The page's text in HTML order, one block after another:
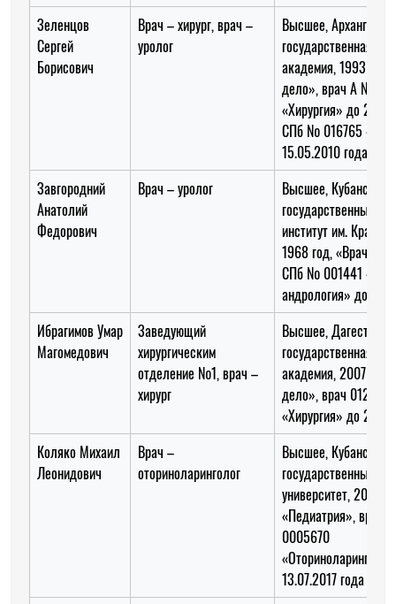
Зеленцов
Сергей
Борисович
Врач – хирург, врач –
уролог
Высшее,
государственная
академия, 1993 год,
дело», врач А №
«Хирургия» до
СПб № 016765
15.05.2010 года
Завгородний
Анатолий
Федорович
Врач – уролог
Высшее, Кубанский
государственный
институт им.
1968 год, «Врач
СПб № 001441
андрология» до
Ибрагимов Умар
Магомедович
Заведующий
хирургическим
отделение №1, врач –
хирург
Высшее,
государственная
академия, 2007 год,
дело», врач
«Хирургия» до
Коляко Михаил
Леонидович
Врач –
оториноларинголог
Высшее, Кубанский
государственный
университет, 2006
«Педиатрия», врач
0005670
13.07.2017 года